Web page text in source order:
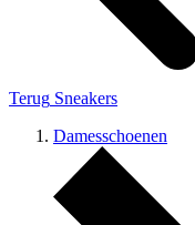
Terug Sneakers
Damesschoenen